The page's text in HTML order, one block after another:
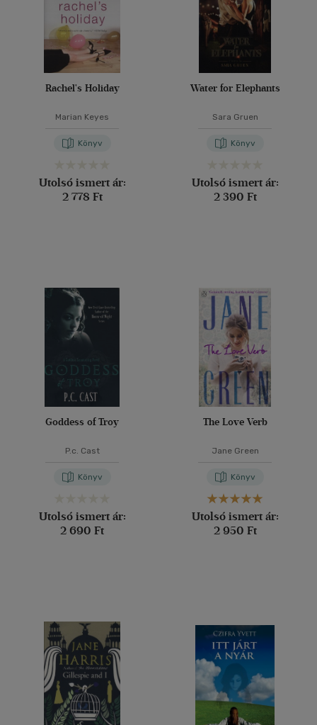
Rachel's Holiday
Marian Keyes
Könyv
Utolsó ismert ár:
2 778 Ft
Water for Elephants
Sara Gruen
Könyv
Utolsó ismert ár:
2 390 Ft
Goddess of Troy
P.c. Cast
Könyv
Utolsó ismert ár:
2 690 Ft
The Love Verb
Jane Green
Könyv
Utolsó ismert ár:
2 950 Ft